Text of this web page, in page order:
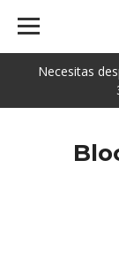
Necesitas